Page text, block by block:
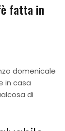
fatta in
domenicale
in casa
di